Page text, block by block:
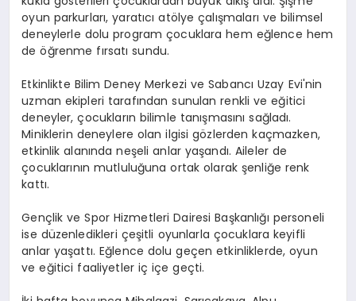
oyun parkurları, yaratıcı atölye çalışmaları ve bilimsel
deneylerle dolu program çocuklara hem eğlence hem
de öğrenme fırsatı sundu.
Etkinlikte Bilim Deney Merkezi ve Sabancı Uzay Evi'nin
uzman ekipleri tarafından sunulan renkli ve eğitici
deneyler, çocukların bilimle tanışmasını sağladı.
Miniklerin deneylere olan ilgisi gözlerden kaçmazken,
etkinlik alanında neşeli anlar yaşandı. Aileler de
çocuklarının mutluluğuna ortak olarak şenliğe renk
kattı.
Gençlik ve Spor Hizmetleri Dairesi Başkanlığı personeli
ise düzenledikleri çeşitli oyunlarla çocuklara keyifli
anlar yaşattı. Eğlence dolu geçen etkinliklerde, oyun
ve eğitici faaliyetler iç içe geçti.